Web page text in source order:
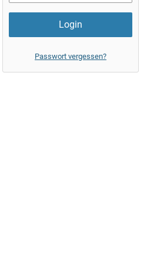
Passwort vergessen?